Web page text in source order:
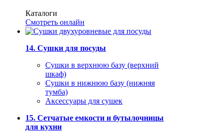
Каталоги
Смотреть онлайн
14. Сушки для посуды
Сушки в верхнюю базу (верхний
шкаф)
Сушки в нижнюю базу (нижняя
тумба)
Аксессуары для сушек
15. Сетчатые емкости и бутылочницы
для кухни